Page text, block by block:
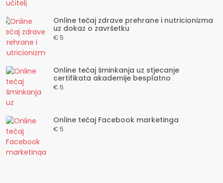
Online tečaj zdrave prehrane i nutricionizma
uz dokaz o završetku
€ 5
Online tečaj šminkanja uz stjecanje
certifikata akademije besplatno
€ 5
Online tečaj Facebook marketinga
€ 5